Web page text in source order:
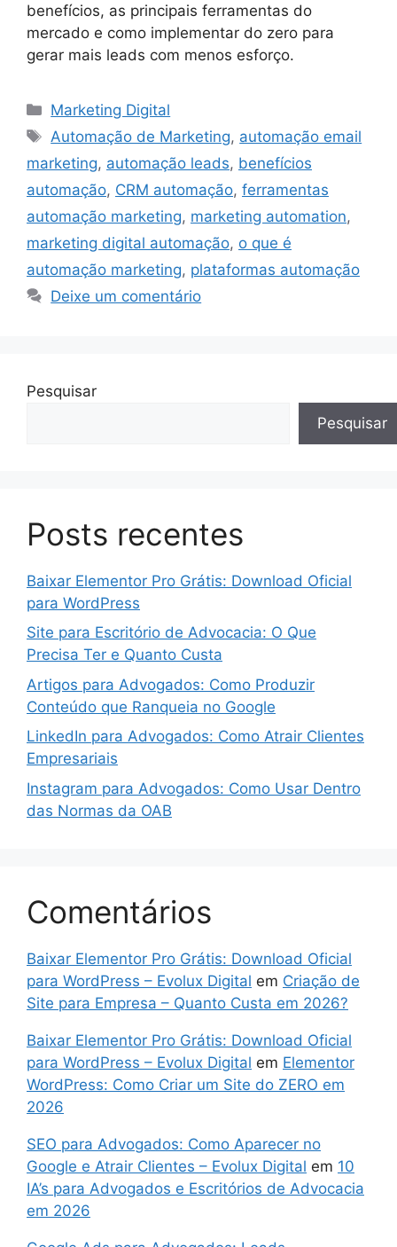
benefícios, as principais ferramentas do
mercado e como implementar do zero para
gerar mais leads com menos esforço.
Categorias
Marketing Digital
Tags
Automação de Marketing, automação email
marketing, automação leads, benefícios
automação, CRM automação, ferramentas
automação marketing, marketing automation,
marketing digital automação, o que é
automação marketing, plataformas automação
Deixe um comentário
Pesquisar
Pesquisar
Posts recentes
Baixar Elementor Pro Grátis: Download Oficial
para WordPress
Site para Escritório de Advocacia: O Que
Precisa Ter e Quanto Custa
Artigos para Advogados: Como Produzir
Conteúdo que Ranqueia no Google
LinkedIn para Advogados: Como Atrair Clientes
Empresariais
Instagram para Advogados: Como Usar Dentro
das Normas da OAB
Comentários
Baixar Elementor Pro Grátis: Download Oficial
para WordPress – Evolux Digital em Criação de
Site para Empresa – Quanto Custa em 2026?
Baixar Elementor Pro Grátis: Download Oficial
para WordPress – Evolux Digital em Elementor
WordPress: Como Criar um Site do ZERO em
2026
SEO para Advogados: Como Aparecer no
Google e Atrair Clientes – Evolux Digital em 10
IA’s para Advogados e Escritórios de Advocacia
em 2026